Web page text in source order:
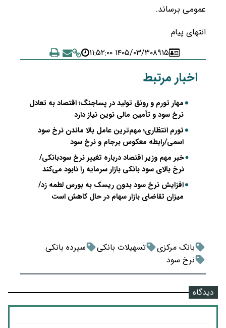
عمومی برساند.
انتهای پیام
۸۹۱۵۱۴۰۵/۰۳/۳۰ ۱۱:۵۲:۰۰
اخبار مرتبط
مهار تورم و رونق تولید در پساجنگ؛ اقتصاد به تعادل
نرخ سود و تأمین مالی نوین نیاز دارد
تورم انتظاری؛ مهم‌ترین عامل بالا ماندن نرخ سود
اسمی/رابطه معکوس برجام و نرخ سود
خبر مهم وزیر اقتصاد درباره تغییر نرخ سودبانکی/
نرخ بالای سود بانکی بازار سرمایه را نابود می‌کند
افزایش نرخ سود بدون ریسک به بورس لطمه زد/
میزان تقاضای بازار سهام در حال کاهش است
بانک مرکزی تسهیلات بانکی
سپرده بانکی
نرخ سود
دیدگاه